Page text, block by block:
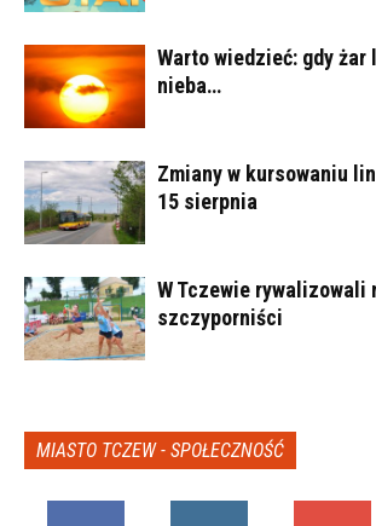
Warto wiedzieć: gdy żar
nieba…
Zmiany w kursowaniu
15 sierpnia
W Tczewie rywalizowali
szczyporniści
MIASTO TCZEW - SPOŁECZNOŚĆ